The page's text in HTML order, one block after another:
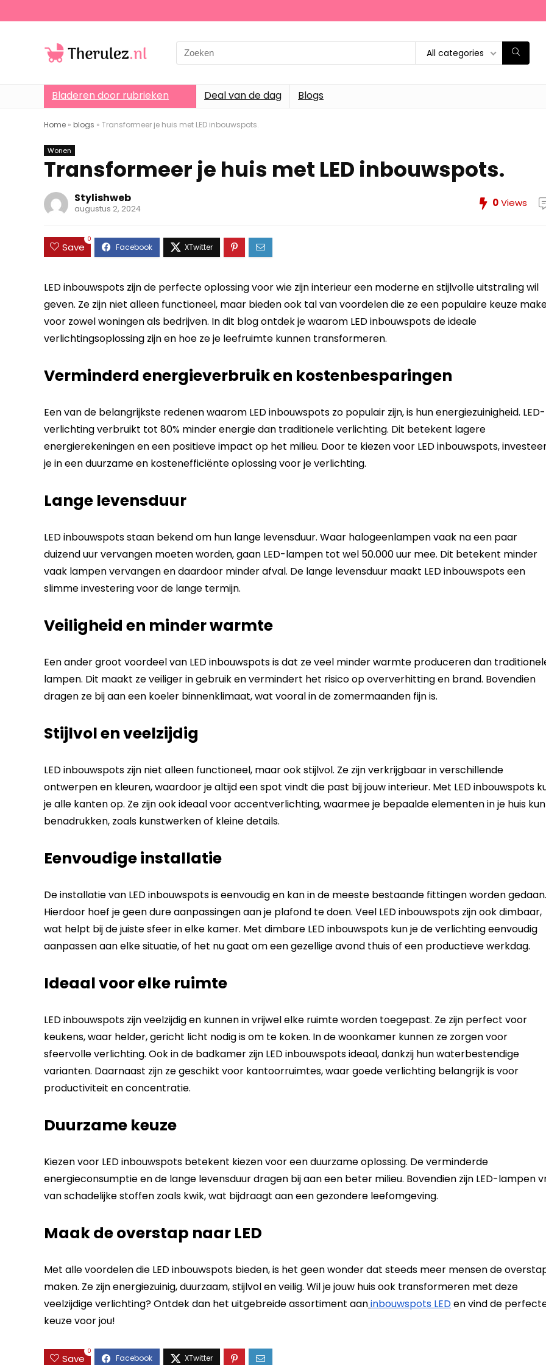
Search
for:
All categories
Bladeren door rubrieken Deal van de dag Blogs
Home » blogs » Transformeer je huis met LED inbouwspots.
Wonen
Transformeer je huis met LED inbouwspots.
Stylishweb
augustus 2, 2024 0Views
Save
0
LED inbouwspots zijn de perfecte oplossing voor wie zijn interieur een moderne en stijlvolle uitstraling wil
geven. Ze zijn niet alleen functioneel, maar bieden ook tal van voordelen die ze een populaire keuze
voor zowel woningen als bedrijven. In dit blog ontdek je waarom LED inbouwspots de ideale
verlichtingsoplossing zijn en hoe ze je leefruimte kunnen transformeren.
Verminderd energieverbruik en kostenbesparingen
Een van de belangrijkste redenen waarom LED inbouwspots zo populair zijn, is hun energiezuinigheid. LED-
verlichting verbruikt tot 80% minder energie dan traditionele verlichting. Dit betekent lagere
energierekeningen en een positieve impact op het milieu. Door te kiezen voor LED inbouwspots,
je in een duurzame en kostenefficiënte oplossing voor je verlichting.
Lange levensduur
LED inbouwspots staan bekend om hun lange levensduur. Waar halogeenlampen vaak na een paar
duizend uur vervangen moeten worden, gaan LED-lampen tot wel 50.000 uur mee. Dit betekent minder
vaak lampen vervangen en daardoor minder afval. De lange levensduur maakt LED inbouwspots een
slimme investering voor de lange termijn.
Veiligheid en minder warmte
Een ander groot voordeel van LED inbouwspots is dat ze veel minder warmte produceren dan
lampen. Dit maakt ze veiliger in gebruik en vermindert het risico op oververhitting en brand. Bovendien
dragen ze bij aan een koeler binnenklimaat, wat vooral in de zomermaanden fijn is.
Stijlvol en veelzijdig
LED inbouwspots zijn niet alleen functioneel, maar ook stijlvol. Ze zijn verkrijgbaar in verschillende
ontwerpen en kleuren, waardoor je altijd een spot vindt die past bij jouw interieur. Met LED inbouwspots
je alle kanten op. Ze zijn ook ideaal voor accentverlichting, waarmee je bepaalde elementen in je huis
benadrukken, zoals kunstwerken of kleine details.
Eenvoudige installatie
De installatie van LED inbouwspots is eenvoudig en kan in de meeste bestaande fittingen worden gedaan.
Hierdoor hoef je geen dure aanpassingen aan je plafond te doen. Veel LED inbouwspots zijn ook dimbaar,
wat helpt bij de juiste sfeer in elke kamer. Met dimbare LED inbouwspots kun je de verlichting eenvoudig
aanpassen aan elke situatie, of het nu gaat om een gezellige avond thuis of een productieve werkdag.
Ideaal voor elke ruimte
LED inbouwspots zijn veelzijdig en kunnen in vrijwel elke ruimte worden toegepast. Ze zijn perfect voor
keukens, waar helder, gericht licht nodig is om te koken. In de woonkamer kunnen ze zorgen voor
sfeervolle verlichting. Ook in de badkamer zijn LED inbouwspots ideaal, dankzij hun waterbestendige
varianten. Daarnaast zijn ze geschikt voor kantoorruimtes, waar goede verlichting belangrijk is voor
productiviteit en concentratie.
Duurzame keuze
Kiezen voor LED inbouwspots betekent kiezen voor een duurzame oplossing. De verminderde
energieconsumptie en de lange levensduur dragen bij aan een beter milieu. Bovendien zijn LED-lampen
van schadelijke stoffen zoals kwik, wat bijdraagt aan een gezondere leefomgeving.
Maak de overstap naar LED
Met alle voordelen die LED inbouwspots bieden, is het geen wonder dat steeds meer mensen de
maken. Ze zijn energiezuinig, duurzaam, stijlvol en veilig. Wil je jouw huis ook transformeren met deze
veelzijdige verlichting? Ontdek dan het uitgebreide assortiment aaninbouwspots LEDen vind de
keuze voor jou!
Save
0